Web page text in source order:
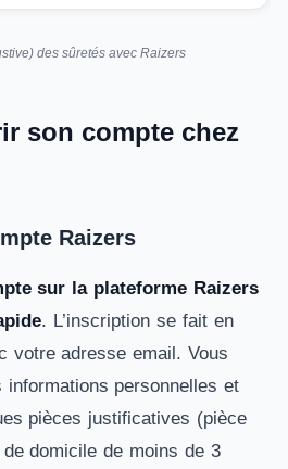
des sûretés avec Raizers
son compte chez
Raizers
sur la plateforme Raizers
. L’inscription se fait en
votre adresse email. Vous
personnelles et
pièces justificatives (pièce
domicile de moins de 3